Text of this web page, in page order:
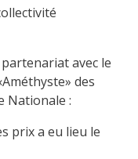
avec le
des
Nationale :
a eu lieu le